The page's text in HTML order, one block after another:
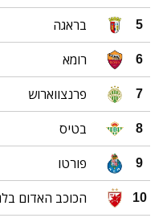
5 בראגה
6 רומא
7 פרנצווארוש
8 בטיס
9 פורטו
10 הכוכב האדום